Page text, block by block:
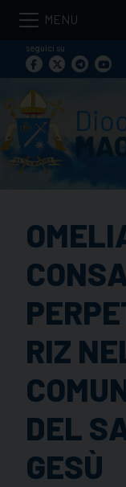
Skip
contentseguici su
RIZ
DEL
GESÙ